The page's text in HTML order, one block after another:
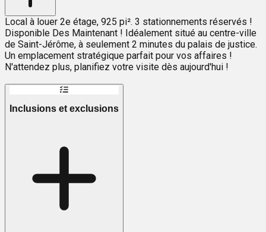
Local à louer 2e étage, 925 pi². 3 stationnements réservés !
Disponible Des Maintenant ! Idéalement situé au centre-ville
de Saint-Jérôme, à seulement 2 minutes du palais de justice.
Un emplacement stratégique parfait pour vos affaires !
N'attendez plus, planifiez votre visite dès aujourd'hui !
Inclusions et exclusions